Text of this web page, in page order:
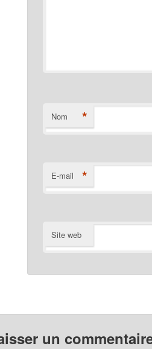
Nom *
E-mail *
Site web
un